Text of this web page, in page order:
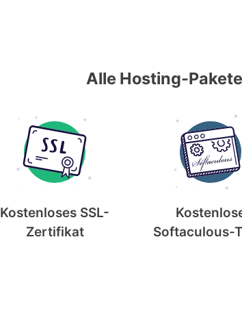
Alle Hosting-
Kostenloses SSL-
Zertifikat
Softaculous-